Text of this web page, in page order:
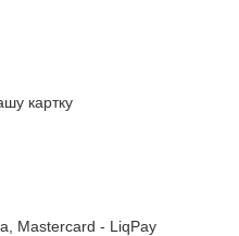
картку
Mastercard - LiqPay